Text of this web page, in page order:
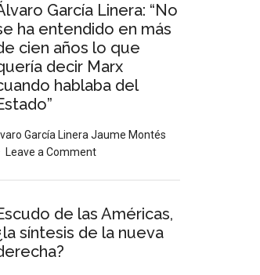
García Linera: “No
ha entendido en más
cien años lo que
decir Marx
hablaba del
García Linera Jaume Montés
Leave a Comment
de las Américas,
síntesis de la nueva